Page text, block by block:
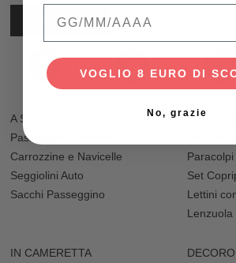
ISCRIVITI
A SPASSO
Passeggini Gemellari
Carrozzine e Navicelle
Seggiolini Auto
Sacchi Passeggino
PER IL
Paracolpi
Set
Lettini
IN CAMERETTA
VOGLIO 8 EURO DI
No, grazie